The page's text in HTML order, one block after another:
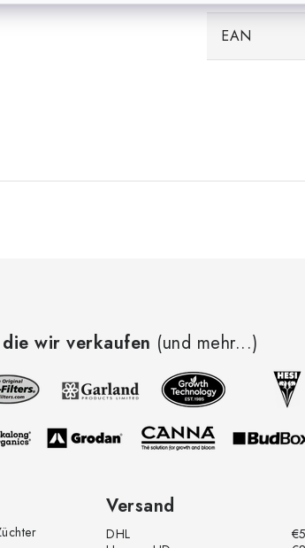
EAN
wir verkaufen (und mehr...)
Versand
DHL